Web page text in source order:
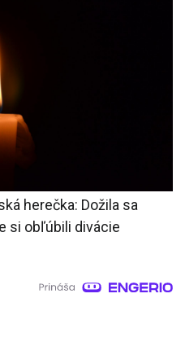
herečka: Dožila sa
si obľúbili divácie